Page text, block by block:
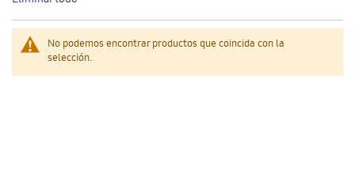
No podemos encontrar productos que coincida con la
selección.
artículo